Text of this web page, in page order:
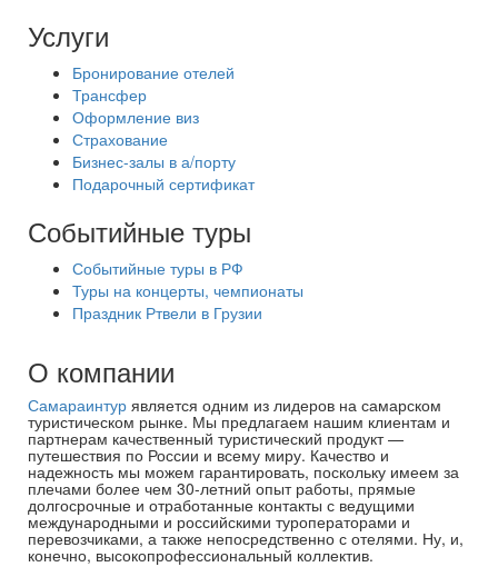
Услуги
Бронирование отелей
Трансфер
Оформление виз
Страхование
Бизнес-залы в а/порту
Подарочный сертификат
Событийные туры
Событийные туры в РФ
Туры на концерты, чемпионаты
Праздник Ртвели в Грузии
О компании
Самараинтур является одним из лидеров на самарском
туристическом рынке. Мы предлагаем нашим клиентам и
партнерам качественный туристический продукт —
путешествия по России и всему миру. Качество и
надежность мы можем гарантировать, поскольку имеем за
плечами более чем 30-летний опыт работы, прямые
долгосрочные и отработанные контакты с ведущими
международными и российскими туроператорами и
перевозчиками, а также непосредственно с отелями. Ну, и,
конечно, высокопрофессиональный коллектив.